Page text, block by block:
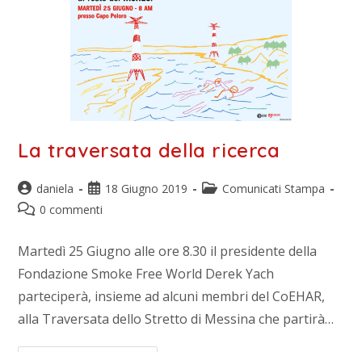
La traversata della ricerca
daniela 18 Giugno 2019
Comunicati Stampa
0 commenti
Martedì 25 Giugno alle ore 8.30 il presidente della
Fondazione Smoke Free World Derek Yach
parteciperà, insieme ad alcuni membri del CoEHAR,
alla Traversata dello Stretto di Messina che partirà…